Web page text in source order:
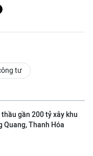
tư
gần 200 tỷ xây khu
Thanh Hóa